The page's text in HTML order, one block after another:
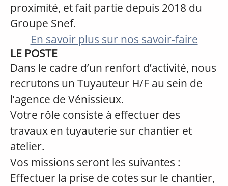
proximité, et fait partie depuis 2018 du
Groupe Snef.
En savoir plus sur nos savoir-faire
LE POSTE
Dans le cadre d’un renfort d’activité, nous
recrutons un Tuyauteur H/F au sein de
l’agence de Vénissieux.
Votre rôle consiste à effectuer des
travaux en tuyauterie sur chantier et
atelier.
Vos missions seront les suivantes :
Effectuer la prise de cotes sur le chantier,